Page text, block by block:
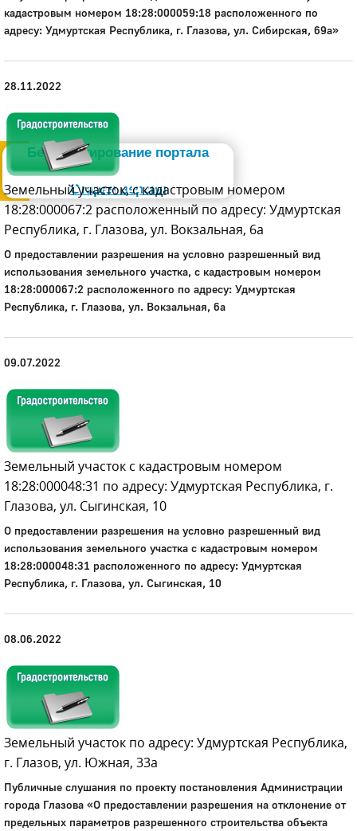
Администрация
Бета-тестирование портала
Старая версия
Слабовидящим
кадастровым номером 18:28:000059:18 расположенного по
адресу: Удмуртская Республика, г. Глазова, ул. Сибирская, 69а»
28.11.2022
Земельный участок, с кадастровым номером
18:28:000067:2 расположенный по адресу: Удмуртская
Республика, г. Глазова, ул. Вокзальная, 6а
О предоставлении разрешения на условно разрешенный вид
использования земельного участка, с кадастровым номером
18:28:000067:2 расположенного по адресу: Удмуртская
Республика, г. Глазова, ул. Вокзальная, 6а
09.07.2022
Земельный участок с кадастровым номером
18:28:000048:31 по адресу: Удмуртская Республика, г.
Глазова, ул. Сыгинская, 10
О предоставлении разрешения на условно разрешенный вид
использования земельного участка с кадастровым номером
18:28:000048:31 расположенного по адресу: Удмуртская
Республика, г. Глазова, ул. Сыгинская, 10
08.06.2022
Земельный участок по адресу: Удмуртская Республика,
г. Глазов, ул. Южная, 33а
Публичные слушания по проекту постановления Администрации
города Глазова «О предоставлении разрешения на отклонение от
предельных параметров разрешенного строительства объекта